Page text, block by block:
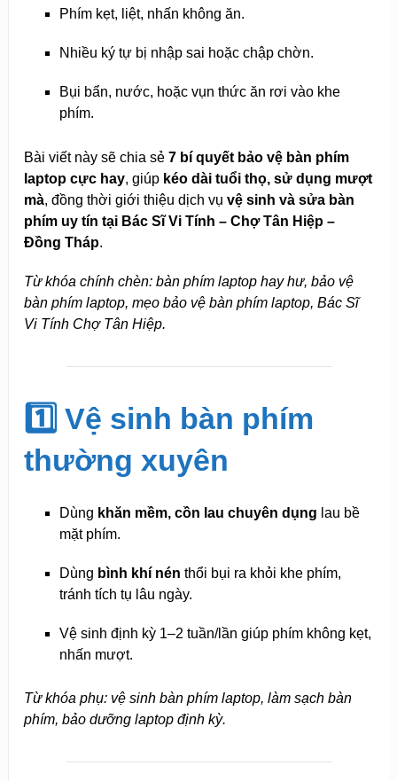
Phím kẹt, liệt, nhấn không ăn.
Nhiều ký tự bị nhập sai hoặc chập chờn.
Bụi bẩn, nước, hoặc vụn thức ăn rơi vào khe
phím.
Bài viết này sẽ chia sẻ 7 bí quyết bảo vệ bàn phím
laptop cực hay, giúp kéo dài tuổi thọ, sử dụng mượt
mà, đồng thời giới thiệu dịch vụ vệ sinh và sửa bàn
phím uy tín tại Bác Sĩ Vi Tính – Chợ Tân Hiệp –
Đồng Tháp.
Từ khóa chính chèn: bàn phím laptop hay hư, bảo vệ
bàn phím laptop, mẹo bảo vệ bàn phím laptop, Bác Sĩ
Vi Tính Chợ Tân Hiệp.
1️⃣ Vệ sinh bàn phím
thường xuyên
Dùng khăn mềm, cồn lau chuyên dụng lau bề
mặt phím.
Dùng bình khí nén thổi bụi ra khỏi khe phím,
tránh tích tụ lâu ngày.
Vệ sinh định kỳ 1–2 tuần/lần giúp phím không kẹt,
nhấn mượt.
Từ khóa phụ: vệ sinh bàn phím laptop, làm sạch bàn
phím, bảo dưỡng laptop định kỳ.